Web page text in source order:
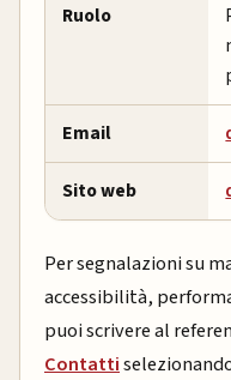
Ruolo
Email
Sito web
Per segnalazioni su
accessibilità,
puoi scrivere al
Contatti